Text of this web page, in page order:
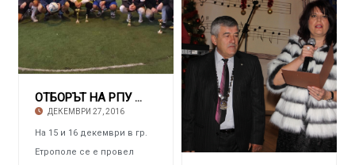
ОТБОРЪТ НА РПУ – ПИРДОП Трети в областта сре
ДЕКЕМВРИ 27, 2016
На 15 и 16 декември в гр.
Етрополе се е провел